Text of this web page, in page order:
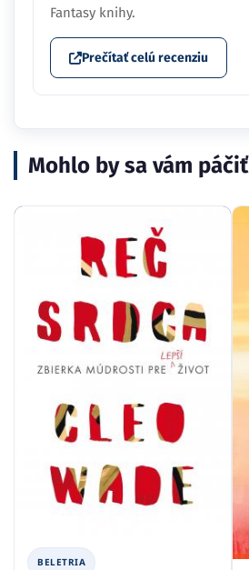
Fantasy knihy.
Prečítať celú recenziu
Mohlo by sa vám páčiť
BELETRIA